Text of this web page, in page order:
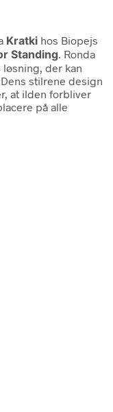
Kratki hos Biopejs
Standing. Ronda
der kan
stilrene design
at ilden forbliver
på alle